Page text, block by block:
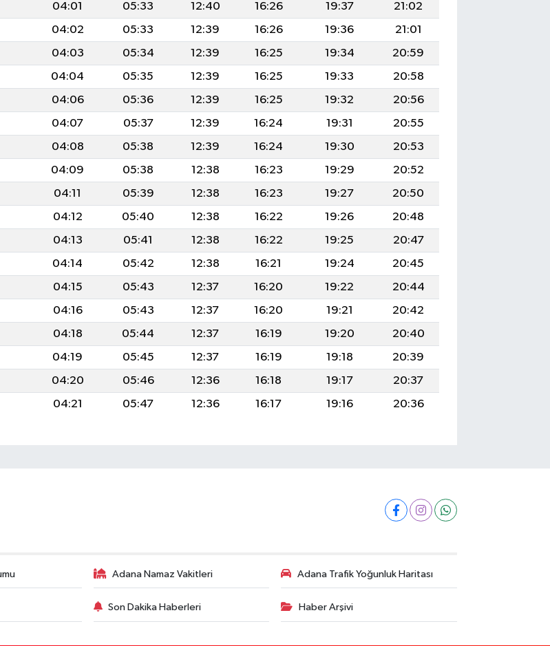
04:01 05:33 12:40 16:26 19:37
21:02
04:02 05:33 12:39 16:26 19:36
21:01
04:03 05:34 12:39 16:25 19:34
20:59
04:04 05:35 12:39 16:25 19:33
20:58
04:06 05:36 12:39 16:25 19:32
20:56
04:07 05:37 12:39 16:24 19:31
20:55
04:08 05:38 12:39 16:24 19:30
20:53
04:09 05:38 12:38 16:23 19:29
20:52
04:11 05:39 12:38 16:23 19:27
20:50
04:12 05:40 12:38 16:22 19:26
20:48
04:13 05:41 12:38 16:22 19:25
20:47
04:14 05:42 12:38 16:21 19:24
20:45
04:15 05:43 12:37 16:20 19:22
20:44
04:16 05:43 12:37 16:20 19:21
20:42
04:18 05:44 12:37 16:19 19:20
20:40
04:19 05:45 12:37 16:19 19:18
20:39
04:20 05:46 12:36 16:18 19:17
20:37
04:21 05:47 12:36 16:17 19:16 20:36
Adana Namaz Vakitleri Adana Trafik Yoğunluk Haritası
Son Dakika Haberleri Haber Arşivi